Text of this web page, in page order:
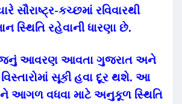
સૌરાષ્ટ્ર-કચ્છમાં રવિવારથી
સ્થિતિ રહેવાની ધારણા છે.
આવરણ આવતા ગુજરાત અને
સૂકી હવા દૂર થશે. આ
આગળ વધવા માટે અનુકૂળ સ્થિતિ